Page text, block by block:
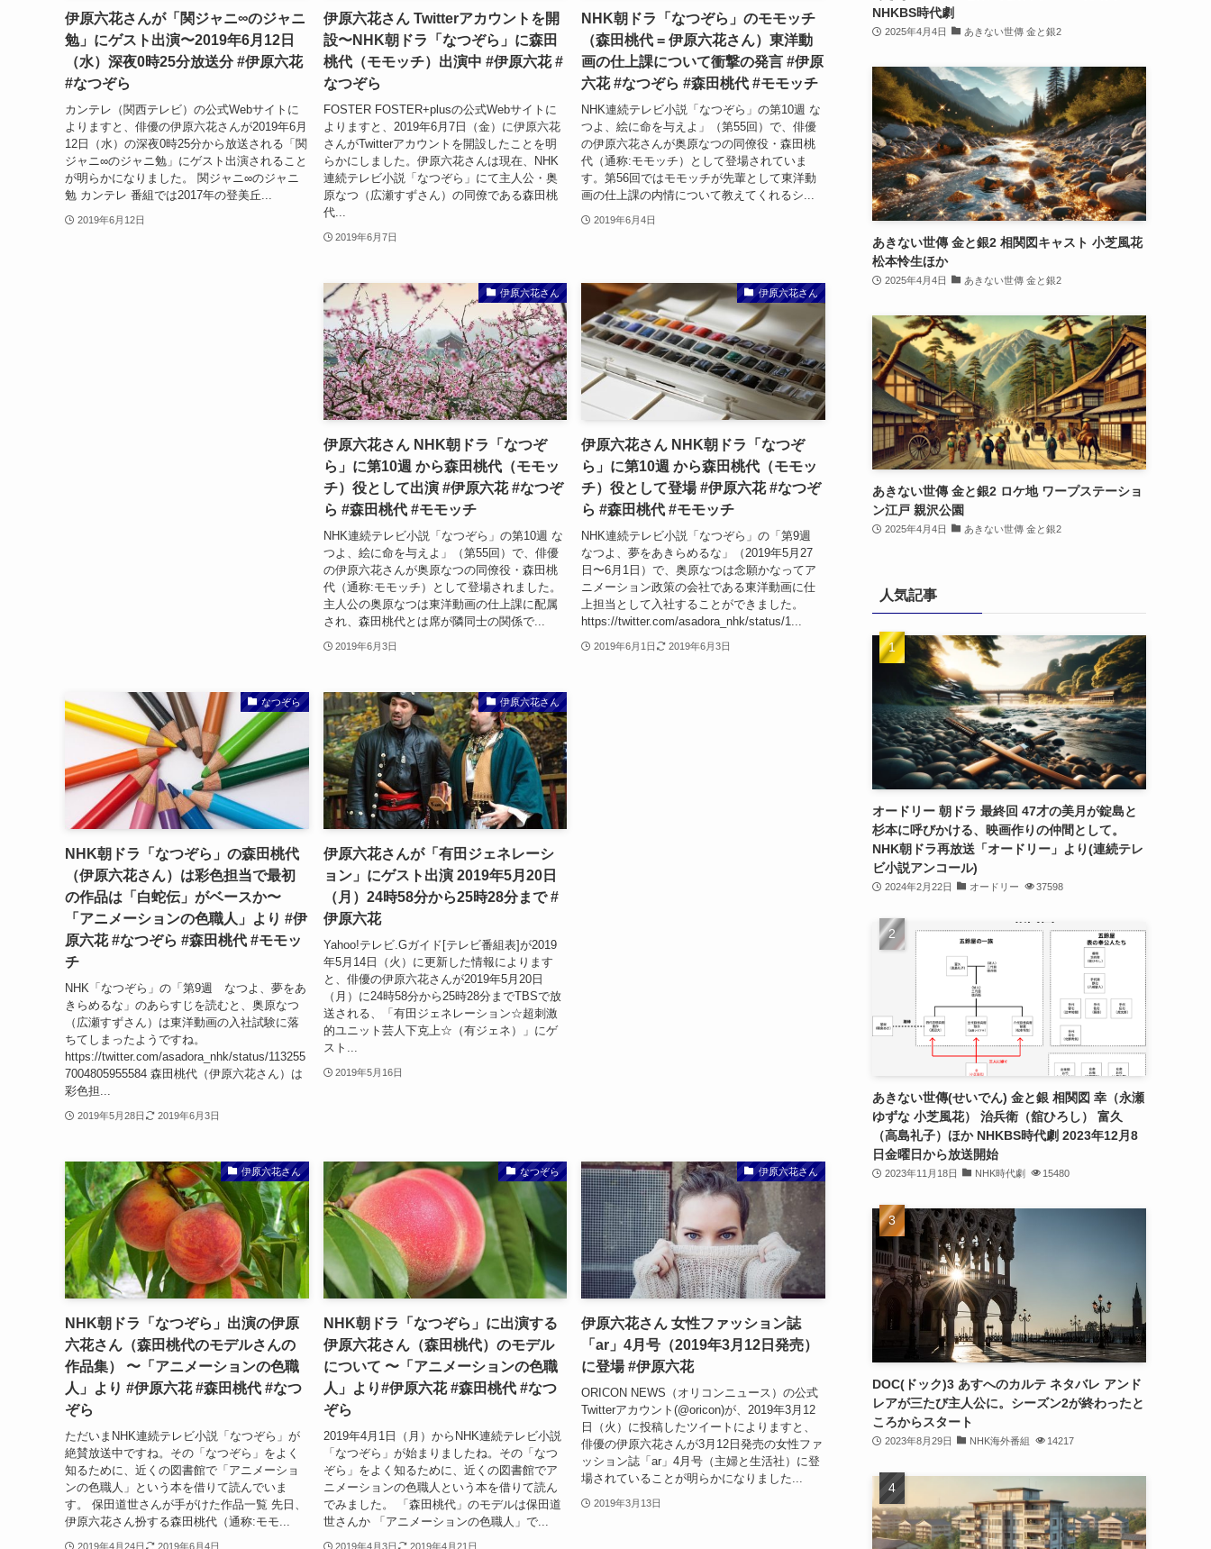
伊原六花さんが「関ジャニ∞のジャニ
勉」にゲスト出演〜2019年6月12日
（水）深夜0時25分放送分 #伊原六花
#なつぞら
カンテレ（関西テレビ）の公式Webサイトに
よりますと、俳優の伊原六花さんが2019年6月
12日（水）の深夜0時25分から放送される「関
ジャニ∞のジャニ勉」にゲスト出演されること
が明らかになりました。 関ジャニ∞のジャニ
勉 カンテレ 番組では2017年の登美丘...
2019年6月12日
伊原六花さん Twitterアカウントを開
設〜NHK朝ドラ「なつぞら」に森田
桃代（モモッチ）出演中 #伊原六花 #
なつぞら
FOSTER FOSTER+plusの公式Webサイトに
よりますと、2019年6月7日（金）に伊原六花
さんがTwitterアカウントを開設したことを明
らかにしました。伊原六花さんは現在、NHK
連続テレビ小説「なつぞら」にて主人公・奥
原なつ（広瀬すずさん）の同僚である森田桃
代...
2019年6月7日
NHK朝ドラ「なつぞら」のモモッチ
（森田桃代 = 伊原六花さん）東洋動
画の仕上課について衝撃の発言 #伊原
六花 #なつぞら #森田桃代 #モモッチ
NHK連続テレビ小説「なつぞら」の第10週 な
つよ、絵に命を与えよ」（第55回）で、俳優
の伊原六花さんが奥原なつの同僚役・森田桃
代（通称:モモッチ）として登場されていま
す。第56回ではモモッチが先輩として東洋動
画の仕上課の内情について教えてくれるシ...
2019年6月4日
伊原六花さん
伊原六花さん NHK朝ドラ「なつぞ
ら」に第10週 から森田桃代（モモッ
チ）役として出演 #伊原六花 #なつぞ
ら #森田桃代 #モモッチ
NHK連続テレビ小説「なつぞら」の第10週 な
つよ、絵に命を与えよ」（第55回）で、俳優
の伊原六花さんが奥原なつの同僚役・森田桃
代（通称:モモッチ）として登場されました。
主人公の奥原なつは東洋動画の仕上課に配属
され、森田桃代とは席が隣同士の関係で...
2019年6月3日
伊原六花さん
伊原六花さん NHK朝ドラ「なつぞ
ら」に第10週 から森田桃代（モモッ
チ）役として登場 #伊原六花 #なつぞ
ら #森田桃代 #モモッチ
NHK連続テレビ小説「なつぞら」の「第9週
なつよ、夢をあきらめるな」（2019年5月27
日〜6月1日）で、奥原なつは念願かなってア
ニメーション政策の会社である東洋動画に仕
上担当として入社することができました。
https://twitter.com/asadora_nhk/status/1...
2019年6月1日 2019年6月3日
なつぞら
NHK朝ドラ「なつぞら」の森田桃代
（伊原六花さん）は彩色担当で最初
の作品は「白蛇伝」がベースか〜
「アニメーションの色職人」より #伊
原六花 #なつぞら #森田桃代 #モモッ
チ
NHK「なつぞら」の「第9週 なつよ、夢をあ
きらめるな」のあらすじを読むと、奥原なつ
（広瀬すずさん）は東洋動画の入社試験に落
ちてしまったようですね。
https://twitter.com/asadora_nhk/status/113255
7004805955584 森田桃代（伊原六花さん）は
彩色担...
2019年5月28日 2019年6月3日
伊原六花さん
伊原六花さんが「有田ジェネレーシ
ョン」にゲスト出演 2019年5月20日
（月）24時58分から25時28分まで #
伊原六花
Yahoo!テレビ.Gガイド[テレビ番組表]が2019
年5月14日（火）に更新した情報によります
と、俳優の伊原六花さんが2019年5月20日
（月）に24時58分から25時28分までTBSで放
送される、「有田ジェネレーション☆超刺激
的ユニット芸人下克上☆（有ジェネ）」にゲ
スト...
2019年5月16日
伊原六花さん
NHK朝ドラ「なつぞら」出演の伊原
六花さん（森田桃代のモデルさんの
作品集） 〜「アニメーションの色職
人」より #伊原六花 #森田桃代 #なつ
ぞら
ただいまNHK連続テレビ小説「なつぞら」が
絶賛放送中ですね。その「なつぞら」をよく
知るために、近くの図書館で「アニメーショ
ンの色職人」という本を借りて読んでいま
す。 保田道世さんが手がけた作品一覧 先日、
伊原六花さん扮する森田桃代（通称:モモ...
2019年4月24日 2019年6月4日
なつぞら
NHK朝ドラ「なつぞら」に出演する
伊原六花さん（森田桃代）のモデル
について 〜「アニメーションの色職
人」より#伊原六花 #森田桃代 #なつ
ぞら
2019年4月1日（月）からNHK連続テレビ小説
「なつぞら」が始まりましたね。その「なつ
ぞら」をよく知るために、近くの図書館でア
ニメーションの色職人という本を借りて読ん
でみました。 「森田桃代」のモデルは保田道
世さんか 「アニメーションの色職人」で...
2019年4月3日 2019年4月21日
伊原六花さん
伊原六花さん 女性ファッション誌
「ar」4月号（2019年3月12日発売）
に登場 #伊原六花
ORICON NEWS（オリコンニュース）の公式
Twitterアカウント(@oricon)が、2019年3月12
日（火）に投稿したツイートによりますと、
俳優の伊原六花さんが3月12日発売の女性ファ
ッション誌「ar」4月号（主婦と生活社）に登
場されていることが明らかになりました...
2019年3月13日
NHKBS時代劇
2025年4月4日 あきない世傳 金と銀2
あきない世傳 金と銀2 相関図キャスト 小芝風花
松本怜生ほか
2025年4月4日 あきない世傳 金と銀2
あきない世傳 金と銀2 ロケ地 ワープステーショ
ン江戸 親沢公園
2025年4月4日 あきない世傳 金と銀2
人気記事
オードリー 朝ドラ 最終回 47才の美月が錠島と
杉本に呼びかける、映画作りの仲間として。
NHK朝ドラ再放送「オードリー」より(連続テレ
ビ小説アンコール)
2024年2月22日 オードリー 37598
あきない世傳(せいでん) 金と銀 相関図 幸（永瀬
ゆずな 小芝風花） 治兵衛（舘ひろし） 富久
（高島礼子）ほか NHKBS時代劇 2023年12月8
日金曜日から放送開始
2023年11月18日 NHK時代劇 15480
DOC(ドック)3 あすへのカルテ ネタバレ アンド
レアが三たび主人公に。シーズン2が終わったと
ころからスタート
2023年8月29日 NHK海外番組 14217